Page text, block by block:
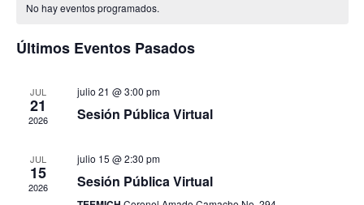
fecha.
Eventos
No hay eventos programados.
Últimos Eventos Pasados
JUL
21
2026
julio 21 @ 3:00 pm
Sesión Pública Virtual
JUL
15
2026
julio 15 @ 2:30 pm
Sesión Pública Virtual